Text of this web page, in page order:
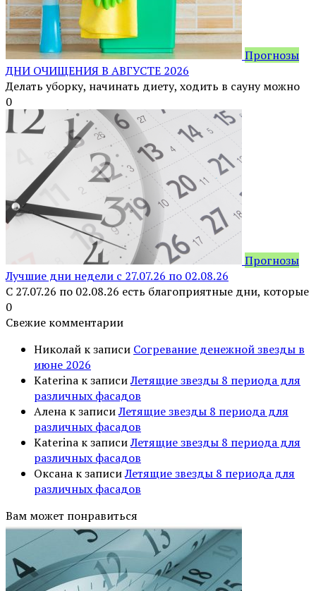
Прогнозы
ДНИ ОЧИЩЕНИЯ В АВГУСТЕ 2026
Делать уборку, начинать диету, ходить в сауну можно
0
Прогнозы
Лучшие дни недели с 27.07.26 по 02.08.26
С 27.07.26 по 02.08.26 есть благоприятные дни, которые
0
Свежие комментарии
Николай к записи Согревание денежной звезды в
июне 2026
Katerina к записиЛетящие звезды 8 периода для
различных фасадов
Алена к записиЛетящие звезды 8 периода для
различных фасадов
Katerina к записиЛетящие звезды 8 периода для
различных фасадов
Оксана к записиЛетящие звезды 8 периода для
различных фасадов
Вам может понравиться